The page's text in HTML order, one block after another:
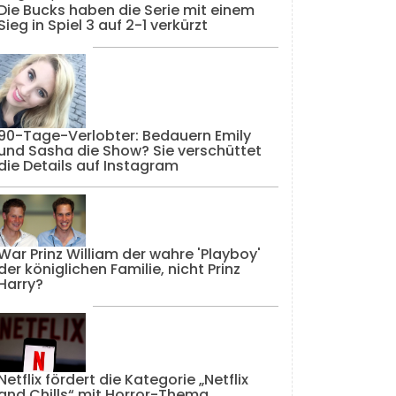
Bucks haben die Serie mit einem
in Spiel 3 auf 2-1 verkürzt
Tage-Verlobter: Bedauern Emily
Sasha die Show? Sie verschüttet
Details auf Instagram
Prinz William der wahre 'Playboy'
königlichen Familie, nicht Prinz
fördert die Kategorie „Netflix